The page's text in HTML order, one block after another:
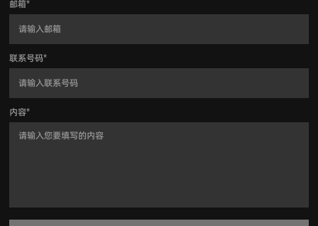
邮箱*
联系号码*
内容*